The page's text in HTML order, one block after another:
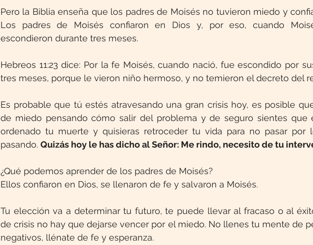
Pero la Biblia enseña que los padres de Moisés no tuvieron miedo y
Los padres de Moisés confiaron en Dios y, por eso, cuando
escondieron durante tres meses.
Hebreos 11:23 dice: Por la fe Moisés, cuando nació, fue escondido por
tres meses, porque le vieron niño hermoso, y no temieron el decreto del
Es probable que tú estés atravesando una gran crisis hoy, es posible
de miedo pensando cómo salir del problema y de seguro sientes que
ordenado tu muerte y quisieras retroceder tu vida para no pasar por
pasando. Quizás hoy le has dicho al Señor: Me rindo, necesito de tu
¿Qué podemos aprender de los padres de Moisés?
Ellos confiaron en Dios, se llenaron de fe y salvaron a Moisés.
Tu elección va a determinar tu futuro, te puede llevar al fracaso o al
de crisis no hay que dejarse vencer por el miedo. No llenes tu mente de
negativos, llénate de fe y esperanza.